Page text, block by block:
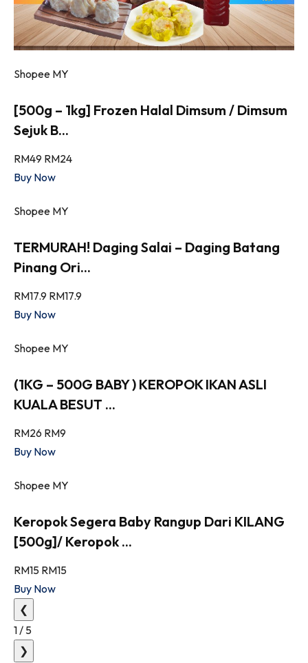
Shopee MY
[500g – 1kg] Frozen Halal Dimsum / Dimsum
Sejuk B...
RM49 RM24
Buy Now
Shopee MY
TERMURAH! Daging Salai – Daging Batang
Pinang Ori...
RM17.9 RM17.9
Buy Now
Shopee MY
(1KG – 500G BABY ) KEROPOK IKAN ASLI
KUALA BESUT ...
RM26 RM9
Buy Now
Shopee MY
Keropok Segera Baby Rangup Dari KILANG
[500g]/ Keropok ...
RM15 RM15
Buy Now
❮
1 / 5
❯